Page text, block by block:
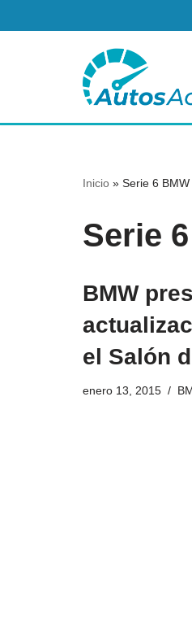
contenido
Inicio » Serie 6 BMW
Serie
BMW
el Salón
enero 13, 2015